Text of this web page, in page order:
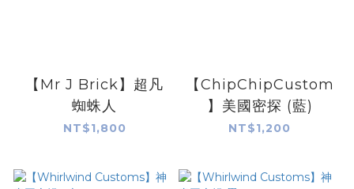
【Mr J Brick】超凡
蜘蛛人
NT$1,800
【ChipChipCustom
】美國密探 (藍)
NT$1,200